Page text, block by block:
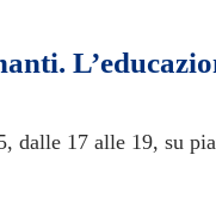
dalle 17 alle 19, su